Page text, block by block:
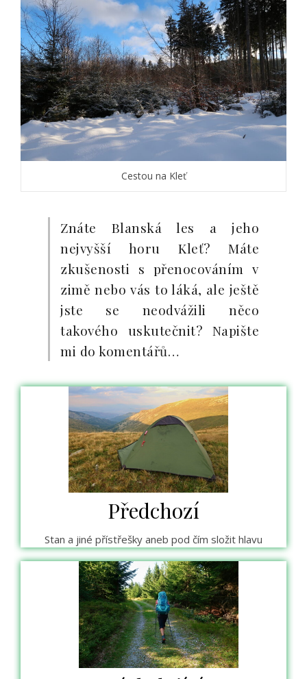
Cestou na Kleť
Znáte Blanská les a jeho
nejvyšší horu Kleť? Máte
zkušenosti s přenocováním v
zimě nebo vás to láká, ale ještě
jste se neodvážili něco
takového uskutečnit? Napište
mi do komentářů…
Předchozí
Stan a jiné přístřešky aneb pod čím složit hlavu